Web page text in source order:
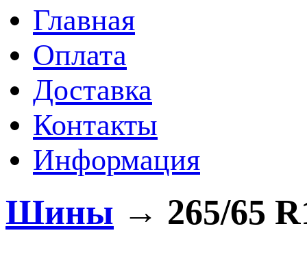
Главная
Оплата
Доставка
Контакты
Информация
Шины → 265/65